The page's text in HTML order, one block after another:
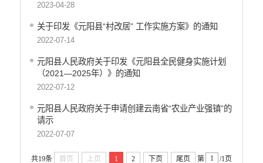
2023-04-28
关于印发《元阳县“村改居” 工作实施方案》的通知
2022-07-14
元阳县人民政府关于印发《元阳县全民健身实施计划
（2021—2025年）》的通知
2022-07-12
元阳县人民政府关于申请创建云南省“农业产业强镇”的
请示
2022-07-07
共19条 首页 上页 1 2 下页 尾页 第 /1页